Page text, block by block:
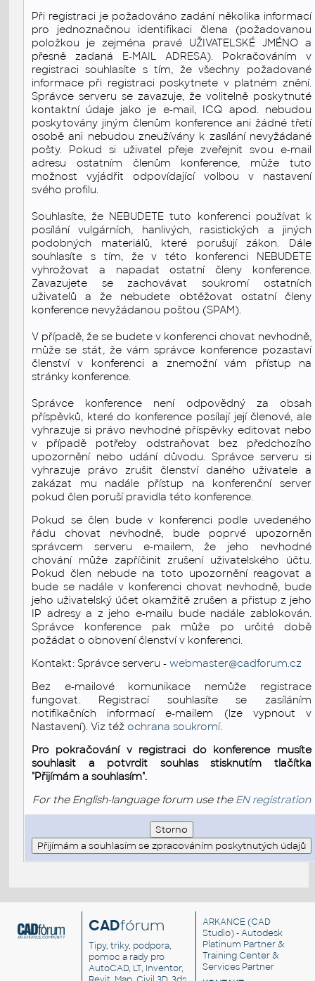
Při registraci je požadováno zadání několika informací
pro jednoznačnou identifikaci člena (požadovanou
položkou je zejména pravé UŽIVATELSKÉ JMÉNO a
přesně zadaná E-MAIL ADRESA). Pokračováním v
registraci souhlasíte s tím, že všechny požadované
informace při registraci poskytnete v platném znění.
Správce serveru se zavazuje, že volitelně poskytnuté
kontaktní údaje jako je e-mail, ICQ apod. nebudou
poskytovány jiným členům konference ani žádné třetí
osobě ani nebudou zneužívány k zasílání nevyžádané
pošty. Pokud si uživatel přeje zveřejnit svou e-mail
adresu ostatním členům konference, může tuto
možnost vyjádřit odpovídající volbou v nastavení
svého profilu.
Souhlasíte, že NEBUDETE tuto konferenci používat k
posílání vulgárních, hanlivých, rasistických a jiných
podobných materiálů, které porušují zákon. Dále
souhlasíte s tím, že v této konferenci NEBUDETE
vyhrožovat a napadat ostatní členy konference.
Zavazujete se zachovávat soukromí ostatních
uživatelů a že nebudete obtěžovat ostatní členy
konference nevyžádanou poštou (SPAM).
V případě, že se budete v konferenci chovat nevhodně,
může se stát, že vám správce konference pozastaví
členství v konferenci a znemožní vám přístup na
stránky konference.
Správce konference není odpovědný za obsah
příspěvků, které do konference posílají její členové, ale
vyhrazuje si právo nevhodné příspěvky editovat nebo
v případě potřeby odstraňovat bez předchozího
upozornění nebo udání důvodu. Správce serveru si
vyhrazuje právo zrušit členství daného uživatele a
zakázat mu nadále přístup na konferenční server
pokud člen poruší pravidla této konference.
Pokud se člen bude v konferenci podle uvedeného
řádu chovat nevhodně, bude poprvé upozorněn
správcem serveru e-mailem, že jeho nevhodné
chování může zapříčinit zrušení uživatelského účtu.
Pokud člen nebude na toto upozornění reagovat a
bude se nadále v konferenci chovat nevhodně, bude
jeho uživatelský účet okamžitě zrušen a přistup z jeho
IP adresy a z jeho e-mailu bude nadále zablokován.
Správce konference pak může po určité době
požádat o obnovení členství v konferenci.
Kontakt: Správce serveru - webmaster@cadforum.cz
Bez e-mailové komunikace nemůže registrace
fungovat. Registrací souhlasíte se zasíláním
notifikačních informací e-mailem (lze vypnout v
Nastavení). Viz též ochrana soukromí.
Pro pokračování v registraci do konference musíte
souhlasit a potvrdit souhlas stisknutím tlačítka
"Přijímám a souhlasím".
For the English-language forum use the EN registration
CADfórum
Tipy, triky, podpora,
pomoc a rady pro
AutoCAD, LT, Inventor,
ARKANCE (CAD
Studio) - Autodesk
Platinum Partner &
Training Center &
Services Partner